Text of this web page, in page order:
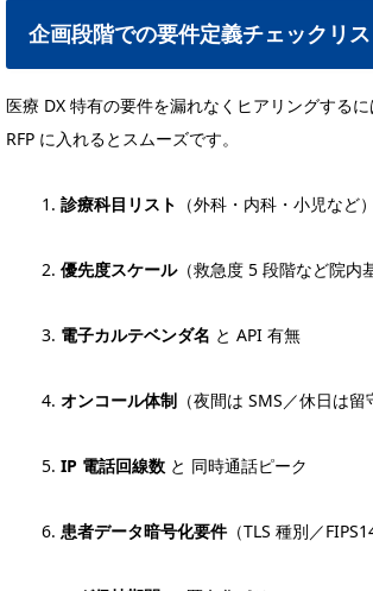
企画段階での要件定義チェックリス
医療 DX 特有の要件を漏れなくヒアリングする
RFP に入れるとスムーズです。
診療科目リスト （外科・内科・小児など）
優先度スケール（救急度 5 段階など院内
電子カルテベンダ名 と API 有無
オンコール体制 （夜間は SMS／休日は留
IP 電話回線数 と 同時通話ピーク
患者データ暗号化要件（TLS 種別／